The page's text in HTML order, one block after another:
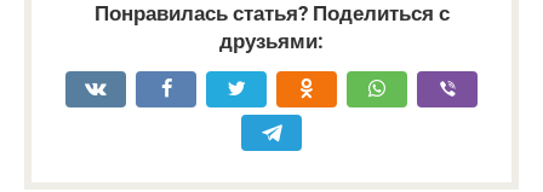
Понравилась статья? Поделиться с
друзьями: